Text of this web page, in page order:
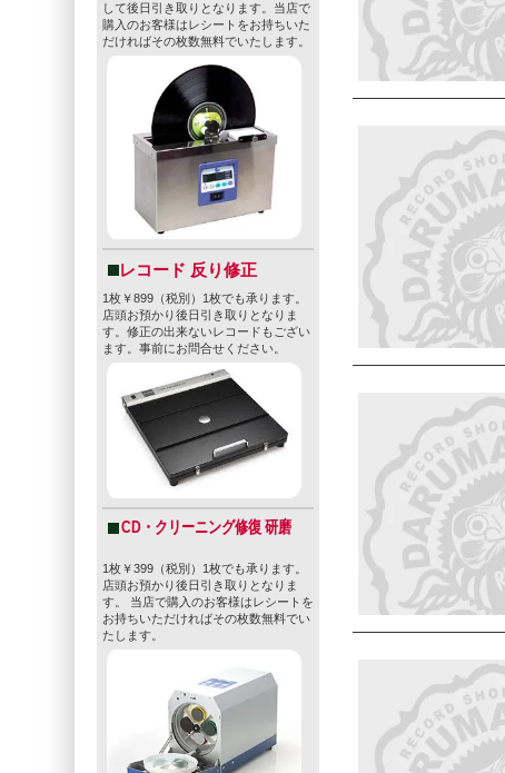
して後日引き取りとなります。当店で
購入のお客様はレシートをお持ちいた
だければその枚数無料でいたします。
レコード 反り修正
1枚￥899（税別）1枚でも承ります。
店頭お預かり後日引き取りとなりま
す。修正の出来ないレコードもござい
ます。事前にお問合せください。
CD・クリーニング修復 研磨
1枚￥399（税別）1枚でも承ります。
店頭お預かり後日引き取りとなりま
す。 当店で購入のお客様はレシートを
お持ちいただければその枚数無料でい
たします。